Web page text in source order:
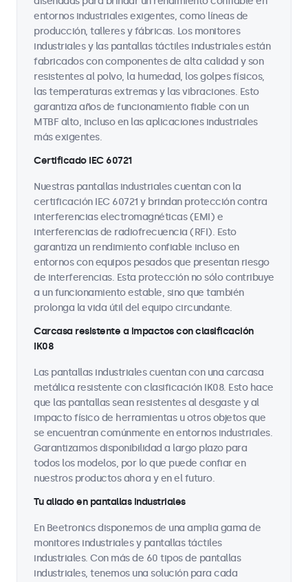
entornos industriales exigentes, como líneas de
producción, talleres y fábricas. Los monitores
industriales y las pantallas táctiles industriales están
fabricados con componentes de alta calidad y son
resistentes al polvo, la humedad, los golpes físicos,
las temperaturas extremas y las vibraciones. Esto
garantiza años de funcionamiento fiable con un
MTBF alto, incluso en las aplicaciones industriales
más exigentes.
Certificado IEC 60721
Nuestras pantallas industriales cuentan con la
certificación IEC 60721 y brindan protección contra
interferencias electromagnéticas (EMI) e
interferencias de radiofrecuencia (RFI). Esto
garantiza un rendimiento confiable incluso en
entornos con equipos pesados que presentan riesgo
de interferencias. Esta protección no sólo contribuye
a un funcionamiento estable, sino que también
prolonga la vida útil del equipo circundante.
Carcasa resistente a impactos con clasificación
IK08
Las pantallas industriales cuentan con una carcasa
metálica resistente con clasificación IK08. Esto hace
que las pantallas sean resistentes al desgaste y al
impacto físico de herramientas u otros objetos que
se encuentran comúnmente en entornos industriales.
Garantizamos disponibilidad a largo plazo para
todos los modelos, por lo que puede confiar en
nuestros productos ahora y en el futuro.
Tu aliado en pantallas industriales
En Beetronics disponemos de una amplia gama de
monitores industriales y pantallas táctiles
industriales. Con más de 60 tipos de pantallas
industriales, tenemos una solución para cada